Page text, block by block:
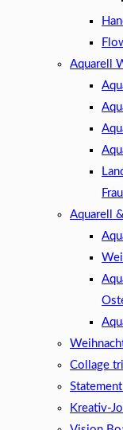
Aquarell
Aquarell
Collage
Kreativ-